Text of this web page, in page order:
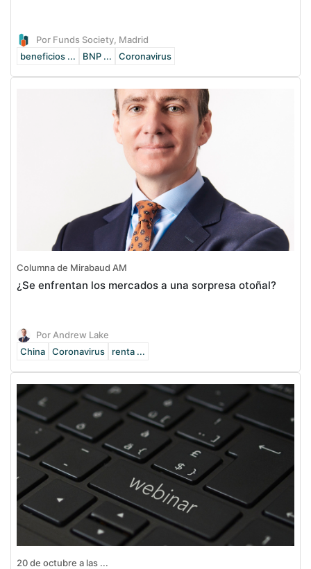
Por Funds Society, Madrid
beneficios ...
BNP ... Coronavirus
Columna de Mirabaud AM
¿Se enfrentan los mercados a una sorpresa otoñal?
Por Andrew Lake
China
Coronavirus renta ...
20 de octubre a las ...